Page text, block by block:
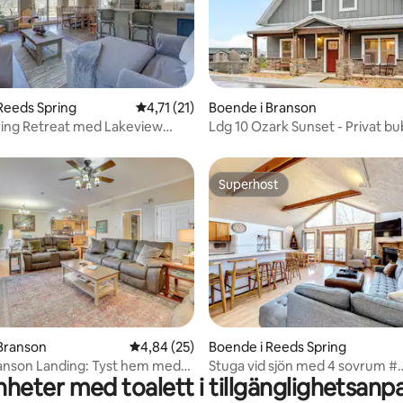
betyg, 18 omdömen
Spring 4,71 av 5 i genomsnittligt betyg, 21
4,71 (21)
Retreat med Lakeview
Boende i Branson
Ldg 10 Ozark Sunset - Privat
betyg, 66 omdömen4,84 av 5 i genomsnittligt betyg, 25
4,84 (25)
Landing: Tyst hem med
Superhost
Superhost
Boende i Reeds Spring
Stuga vid sjön med 4 sovrum #
BILJARDBORD # Sjöutsikt
med toalett i